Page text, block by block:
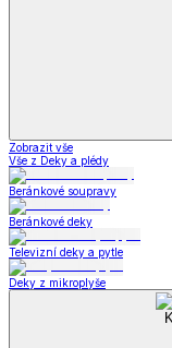
Zobrazit vše
Vše z Deky a plédy
Beránkové soupravy
Beránkové deky
Televizní deky a pytle
Deky z mikroplyše